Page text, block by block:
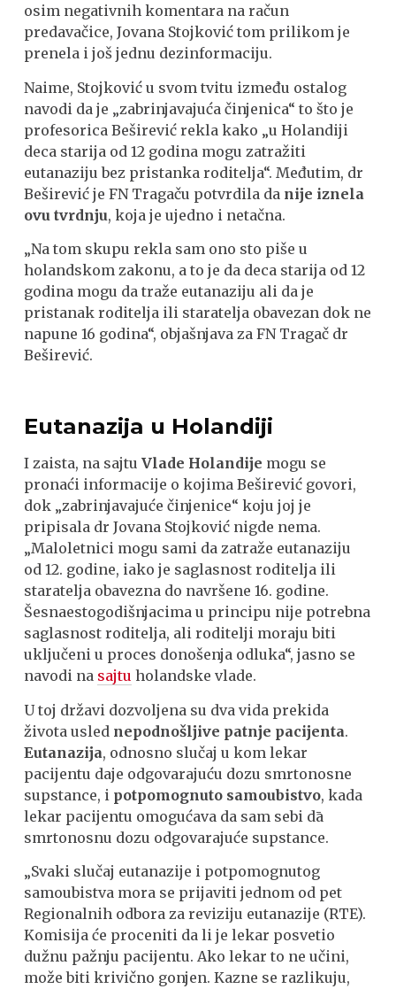
osim negativnih komentara na račun
predavačice, Jovana Stojković tom prilikom je
prenela i još jednu dezinformaciju.
Naime, Stojković u svom tvitu između ostalog
navodi da je „zabrinjavajuća činjenica“ to što je
profesorica Beširević rekla kako „u Holandiji
deca starija od 12 godina mogu zatražiti
eutanaziju bez pristanka roditelja“. Međutim, dr
Beširević je FN Tragaču potvrdila da nije iznela
ovu tvrdnju, koja je ujedno i netačna.
„Na tom skupu rekla sam ono sto piše u
holandskom zakonu, a to je da deca starija od 12
godina mogu da traže eutanaziju ali da je
pristanak roditelja ili staratelja obavezan dok ne
napune 16 godina“, objašnjava za FN Tragač dr
Beširević.
Eutanazija u Holandiji
I zaista, na sajtuVlade Holandije mogu se
pronaći informacije o kojima Beširević govori,
dok „zabrinjavajuće činjenice“ koju joj je
pripisala dr Jovana Stojković nigde nema.
„Maloletnici mogu sami da zatraže eutanaziju
od 12. godine, iako je saglasnost roditelja ili
staratelja obavezna do navršene 16. godine.
Šesnaestogodišnjacima u principu nije potrebna
saglasnost roditelja, ali roditelji moraju biti
uključeni u proces donošenja odluka“, jasno se
navodi na sajtu holandske vlade.
U toj državi dozvoljena su dva vida prekida
života usled nepodnošljive patnje pacijenta.
Eutanazija, odnosno slučaj u kom lekar
pacijentu daje odgovarajuću dozu smrtonosne
supstance, i potpomognuto samoubistvo, kada
lekar pacijentu omogućava da sam sebi dā
smrtonosnu dozu odgovarajuće supstance.
„Svaki slučaj eutanazije i potpomognutog
samoubistva mora se prijaviti jednom od pet
Regionalnih odbora za reviziju eutanazije (RTE).
Komisija će proceniti da li je lekar posvetio
dužnu pažnju pacijentu. Ako lekar to ne učini,
može biti krivično gonjen. Kazne se razlikuju,